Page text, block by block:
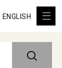
ENGLISH